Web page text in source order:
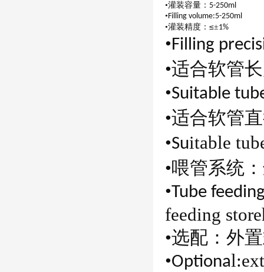
•灌装容量： 5-250ml
•Filling volume:5-250ml
•灌装精度： ≤±1%
•Filling
•适合软管
•Suitable
•适合软管
•Suitable
•喂管系统
•Tube
feeding s
•选配：外
•Optional: